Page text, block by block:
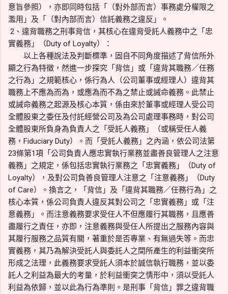
意旨參照），亦即同時包括「（對外部而言）事務處分權限之
濫用」及「（對內部而言）信託義務之違反」。
2、違背職務之刑事背信，其核心在違背受託人義務中之「忠
實義務」（Duty of Loyalty）：
以上各種說法及判斷標準，固自不同角度描述了背信所外
顯之行為特徵，然進一步探究「背信」或「違背其職務／任務
之行為」之規範核心，係行為人（公司董事或經理人）違背其
職務上不應為而為，或應為而不為之禁止或誡命義務。此禁止
或誡命義務之起源及核心本質，係由來於董事或經理人受公司
全體股東之委任及付託經營公司及為公司處理事務時，對公司
全體股東所負身為負責人之「受託人義務」（或稱受任人義
務，Fiduciary Duty）。而「受託人義務」之內涵，依公司法第
23條第1項「公司負責人應忠實執行業務並盡善良管理人之注意
義務」之規定，係包括忠實執行業務之「忠實義務」（Duty of
Loyalty），及對公司負善良管理人注意之「注意義務」（Duty
of Care）。換言之，「背信」及「違背其職務／任務行為」之
核心本質，係公司負責人違反其對公司之「忠實義務」或「注
意義務」。而注意義務要求受任人不但應履行其職務，且應善
盡履行之責任，亦即，注意義務與受任人所提出之服務內容與
其履行服務之品質有關，著重於是否專業、有無過失等。而忠
實義務，其乃為解決受託人與委託人之間所產生的利益衝突所
形成之法理，此義務要求受託人須本於誠信執行職務，並以委
託人之利益為最大的考量，於利益衝突之情形中，須以受託人
利益為依歸，並以此為行為準則。是刑事「背信」罪之違背職